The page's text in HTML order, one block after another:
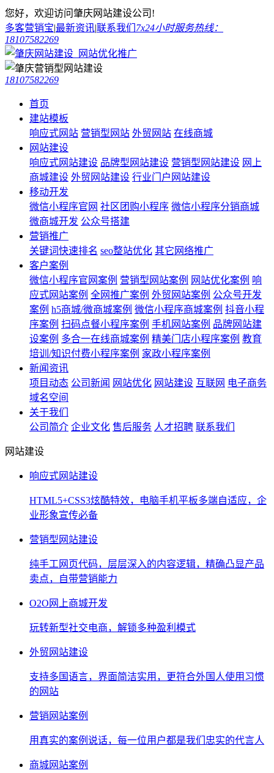
您好，欢迎访问肇庆网站建设公司!
多客营销宝|最新资讯|联系我们 7x24小时服务热线：
18107582269
18107582269
首页
建站模板
响应式网站 营销型网站 外贸网站 在线商城
网站建设
响应式网站建设 品牌型网站建设 营销型网站建设 网上
商城建设 外贸网站建设 行业门户网站建设
移动开发
微信小程序官网 社区团购小程序 微信小程序分销商城
微商城开发 公众号搭建
营销推广
关键词快速排名 seo整站优化 其它网络推广
客户案例
微信小程序官网案例 营销型网站案例 网站优化案例 响
应式网站案例 全网推广案例 外贸网站案例 公众号开发
案例 h5商城/微商城案例 微信小程序商城案例 抖音小程
序案例 扫码点餐小程序案例 手机网站案例 品牌网站建
设案例 多合一在线商城案例 精美门店小程序案例 教育
培训/知识付费小程序案例 家政小程序案例
新闻资讯
项目动态 公司新闻 网站优化 网站建设 互联网 电子商务
域名空间
关于我们
公司简介 企业文化 售后服务 人才招聘 联系我们
网站建设
响应式网站建设
HTML5+CSS3炫酷特效，电脑手机平板多端自适应，企
业形象宣传必备
营销型网站建设
纯手工网页代码，层层深入的内容逻辑，精确凸显产品
卖点，自带营销能力
O2O网上商城开发
玩转新型社交电商，解锁多种盈利模式
外贸网站建设
支持多国语言，界面简洁实用，更符合外国人使用习惯
的网站
营销网站案例
用真实的案例说话，每一位用户都是我们忠实的代言人
商城网站案例